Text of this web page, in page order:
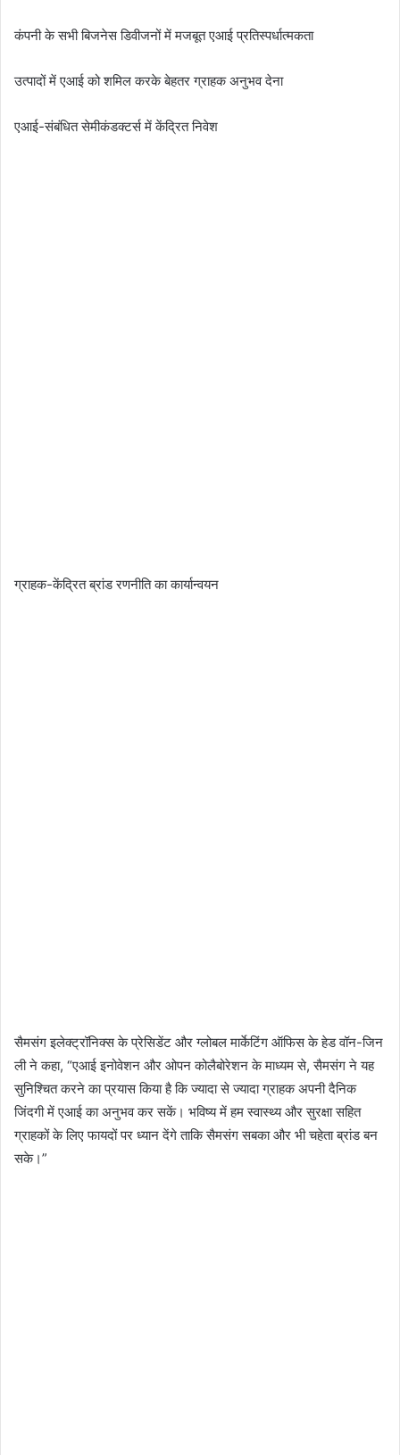
कंपनी के सभी बिजनेस डिवीजनों में मजबूत एआई प्रतिस्पर्धात्मकता
उत्पादों में एआई को शमिल करके बेहतर ग्राहक अनुभव देना
एआई-संबंधित सेमीकंडक्टर्स में केंद्रित निवेश
ग्राहक-केंद्रित ब्रांड रणनीति का कार्यान्वयन
सैमसंग इलेक्ट्रॉनिक्स के प्रेसिडेंट और ग्लोबल मार्केटिंग ऑफिस के हेड वॉन-जिन
ली ने कहा, “एआई इनोवेशन और ओपन कोलैबोरेशन के माध्यम से, सैमसंग ने यह
सुनिश्चित करने का प्रयास किया है कि ज्यादा से ज्यादा ग्राहक अपनी दैनिक
जिंदगी में एआई का अनुभव कर सकें। भविष्‍य में हम स्वास्थ्य और सुरक्षा सहित
ग्राहकों के लिए फायदों पर ध्यान देंगे ताकि सैमसंग सबका और भी चहेता ब्रांड बन
सके।”